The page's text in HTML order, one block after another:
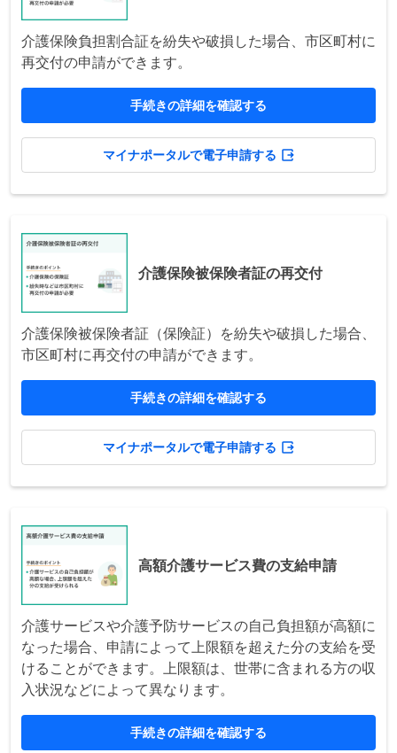
介護保険負担割合証を紛失や破損した場合、市区町村に
再交付の申請ができます。
手続きの詳細を確認する
マイナポータルで電子申請する
介護保険被保険者証の再交付
介護保険被保険者証（保険証）を紛失や破損した場合、
市区町村に再交付の申請ができます。
手続きの詳細を確認する
マイナポータルで電子申請する
高額介護サービス費の支給申請
介護サービスや介護予防サービスの自己負担額が高額に
なった場合、申請によって上限額を超えた分の支給を受
けることができます。上限額は、世帯に含まれる方の収
入状況などによって異なります。
手続きの詳細を確認する